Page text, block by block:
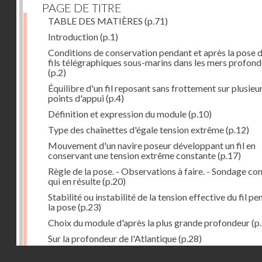
PAGE DE TITRE
TABLE DES MATIÈRES (p.71)
Introduction(p.1)
Conditions de conservation pendant et après la pose
fils télégraphiques sous-marins dans les mers
(p.2)
Équilibre d'un fil reposant sans frottement sur
points d'appui(p.4)
Définition et expression du module(p.10)
Type des chaînettes d'égale tension extrême(p.12)
Mouvement d'un navire poseur développant un fil en
conservant une tension extrême constante(p.17)
Règle de la pose. - Observations à faire. - Sondage
qui en résulte(p.20)
Stabilité ou instabilité de la tension effective du fil
la pose(p.23)
Choix du module d'après la plus grande profondeur
Sur la profondeur de l'Atlantique(p.28)